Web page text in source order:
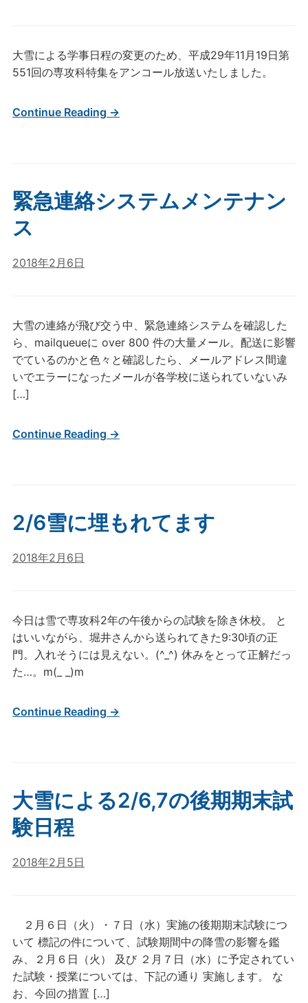
大雪による学事日程の変更のため、平成29年11月19日第
551回の専攻科特集をアンコール放送いたしました。
Continue Reading →
緊急連絡システムメンテナン
ス
2018年2月6日
大雪の連絡が飛び交う中、緊急連絡システムを確認した
ら、mailqueueに over 800 件の大量メール。配送に影響
でているのかと色々と確認したら、メールアドレス間違
いでエラーになったメールが各学校に送られていないみ
[…]
Continue Reading →
2/6雪に埋もれてます
2018年2月6日
今日は雪で専攻科2年の午後からの試験を除き休校。 と
はいいながら、堀井さんから送られてきた9:30頃の正
門。入れそうには見えない。(^_^) 休みをとって正解だっ
た…。m(_ _)m
Continue Reading →
大雪による2/6,7の後期期末試
験日程
2018年2月5日
２月６日（火）・７日（水）実施の後期期末試験につ
いて 標記の件について、試験期間中の降雪の影響を鑑
み、２月６日（火） 及び ２月７日（水）に予定されてい
た試験・授業については、下記の通り 実施します。 な
お、今回の措置 […]